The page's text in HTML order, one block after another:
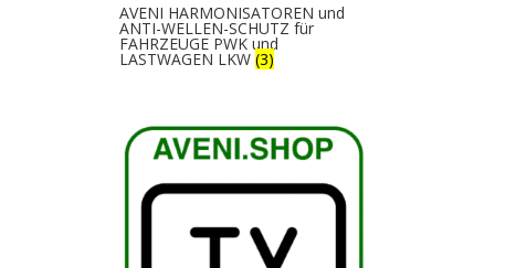
AVENI HARMONISATOREN und
ANTI-WELLEN-SCHUTZ für
FAHRZEUGE PWK und
LASTWAGEN LKW(3)